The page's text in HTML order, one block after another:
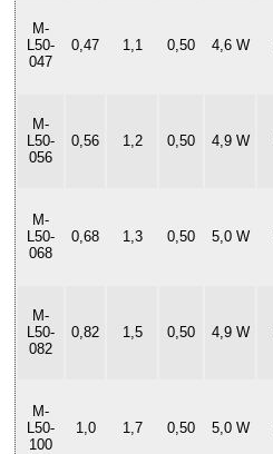
M-
L50-
047
0,47 1,1 0,50 4,6 W
M-
L50-
056
0,56 1,2 0,50 4,9 W
M-
L50-
068
0,68 1,3 0,50 5,0 W
M-
L50-
082
0,82 1,5 0,50 4,9 W
M-
L50-
100
1,0 1,7 0,50 5,0 W